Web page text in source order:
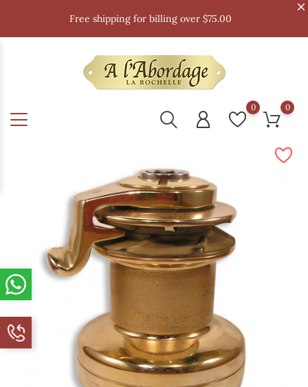
Free shipping for billing over $75.00
0 0